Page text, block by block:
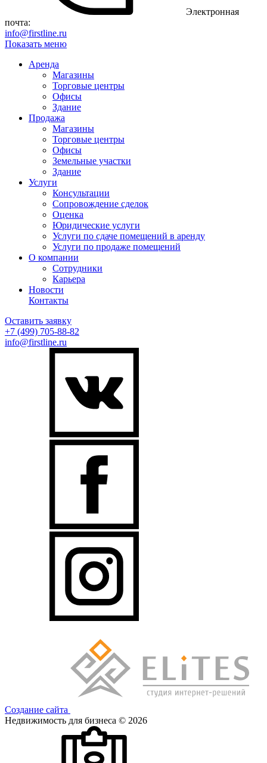
Электронная
почта:
info@firstline.ru
Показать меню
Аренда
Магазины
Торговые центры
Офисы
Здание
Продажа
Магазины
Торговые центры
Офисы
Земельные участки
Здание
Услуги
Консультации
Сопровождение сделок
Оценка
Юридические услуги
Услуги по сдаче помещений в аренду
Услуги по продаже помещений
О компании
Сотрудники
Карьера
Новости
Контакты
Оставить заявку
+7 (499) 705-88-82
info@firstline.ru
Создание сайта
Недвижимость для бизнеса © 2026